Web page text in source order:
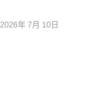
2026年 7月 10日